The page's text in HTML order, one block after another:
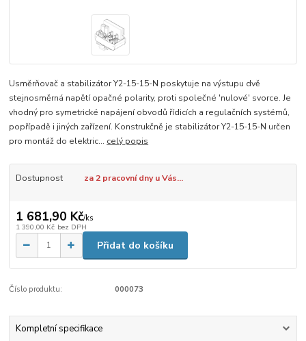
Usměrňovač a stabilizátor Y2-15-15-N poskytuje na výstupu dvě
stejnosměrná napětí opačné polarity, proti společné 'nulové' svorce. Je
vhodný pro symetrické napájení obvodů řídicích a regulačních systémů,
popřípadě i jiných zařízení. Konstrukčně je stabilizátor Y2-15-15-N určen
pro montáž do elektric... celý popis
Dostupnost za 2 pracovní dny u Vás...
1 681,90 Kč/ks
1 390,00 Kč bez DPH
Přidat do košíku
Číslo produktu: 000073
Kompletní specifikace